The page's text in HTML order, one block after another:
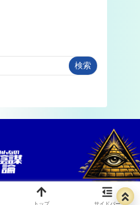
検索
トップ サイドバー